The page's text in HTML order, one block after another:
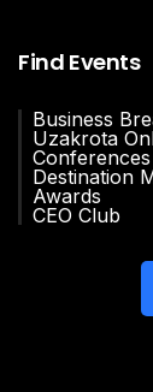
Find Events
Business
Uzakrota
Conferences
Destination
Awards
CEO Club